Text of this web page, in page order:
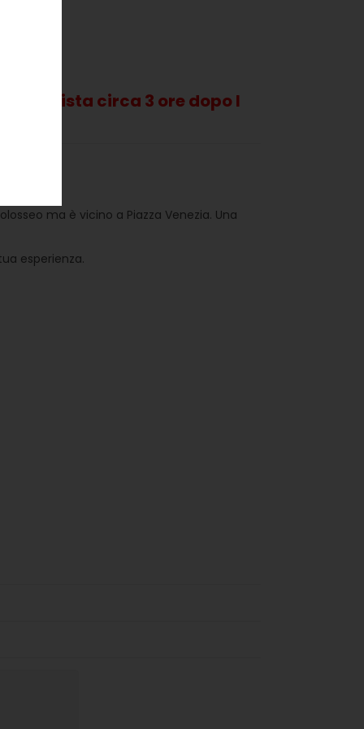
è prevista circa 3 ore dopo l
ma è vicino a Piazza Venezia. Una
esperienza.